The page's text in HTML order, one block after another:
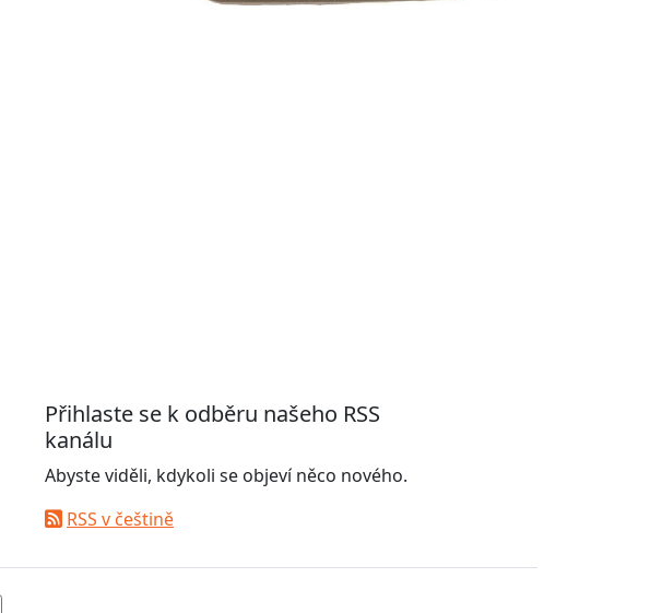
Přihlaste se k odběru našeho RSS
kanálu
Abyste viděli, kdykoli se objeví něco nového.
RSS v češtině